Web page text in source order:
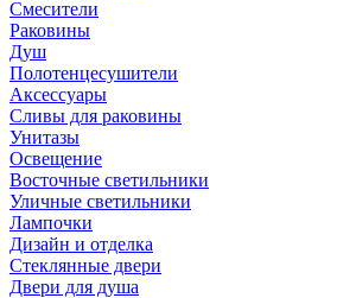
Смесители
Раковины
Душ
Полотенцесушители
Аксессуары
Сливы для раковины
Унитазы
Освещение
Восточные светильники
Уличные светильники
Лампочки
Дизайн и отделка
Стеклянные двери
Двери для душа